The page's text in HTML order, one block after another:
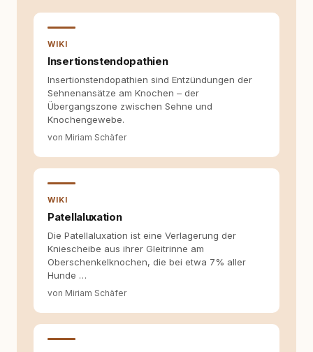
und der Schweiz. Meine Überzeugung:
Hund versteht, trifft bessere Entscheidungen –
WIKI
Insertionstendopathien
Insertionstendopathien sind Entzündungen der
Sehnenansätze am Knochen – der
Übergangszone zwischen Sehne und
Knochengewebe.
von Miriam Schäfer
WIKI
Patellaluxation
Die Patellaluxation ist eine Verlagerung der
Kniescheibe aus ihrer Gleitrinne am
Oberschenkelknochen, die bei etwa 7% aller
Hunde …
von Miriam Schäfer